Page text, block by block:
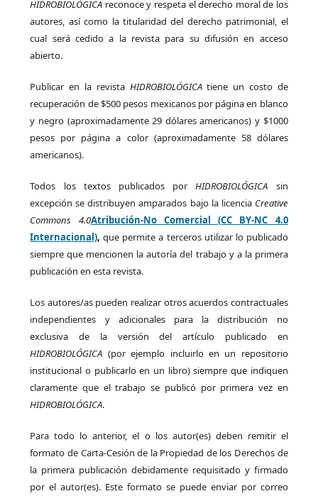
HIDROBIOLÓGICA reconoce y respeta el derecho moral de los
autores, así como la titularidad del derecho patrimonial, el
cual será cedido a la revista para su difusión en acceso
abierto.
Publicar en la revista HIDROBIOLÓGICAtiene un costo de
recuperación de $500 pesos mexicanos por página en blanco
y negro (aproximadamente 29 dólares americanos) y $1000
pesos por página a color (aproximadamente 58 dólares
americanos).
Todos los textos publicados porHIDROBIOLÓGICA sin
excepción se distribuyen amparados bajo la licencia Creative
Commons 4.0Atribución-No Comercial (CC BY-NC 4.0
Internacional),que permite a terceros utilizar lo publicado
siempre que mencionen la autoría del trabajo y a la primera
publicación en esta revista.
Los autores/as pueden realizar otros acuerdos contractuales
independientes y adicionales para la distribución no
exclusiva de la versión del artículo publicado en
HIDROBIOLÓGICA (por ejemplo incluirlo en un repositorio
institucional o publicarlo en un libro) siempre que indiquen
claramente que el trabajo se publicó por primera vez en
HIDROBIOLÓGICA.
Para todo lo anterior, el o los autor(es) deben remitir el
formato de Carta-Cesión de la Propiedad de los Derechos de
la primera publicación debidamente requisitado y firmado
por el autor(es). Este formato se puede enviar por correo